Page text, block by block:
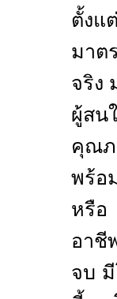
ตั้ง
มาต
จริง
ผู้สน
คุณภ
พร้อ
หรือ
อาชี
จบ มี